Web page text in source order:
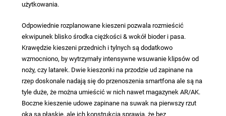
użytkowania.
Odpowiednie rozplanowane kieszeni pozwala rozmieścić
ekwipunek blisko środka ciężkości & wokół bioder i pasa.
Krawędzie kieszeni przednich i tylnych są dodatkowo
wzmocniono, by wytrzymały intensywne wsuwanie klipsów od
noży, czy latarek. Dwie kieszonki na przodzie ud zapinane na
rzep doskonale nadają się do przenoszenia smartfona ale są na
tyle duże, że można umieścić w nich nawet magazynek AR/AK.
Boczne kieszenie udowe zapinane na suwak na pierwszy rzut
oka są płaskie, ale ich konstrukcja sprawia, że bez